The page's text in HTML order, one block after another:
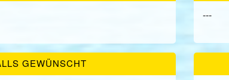
---
GEWÜNSCHT